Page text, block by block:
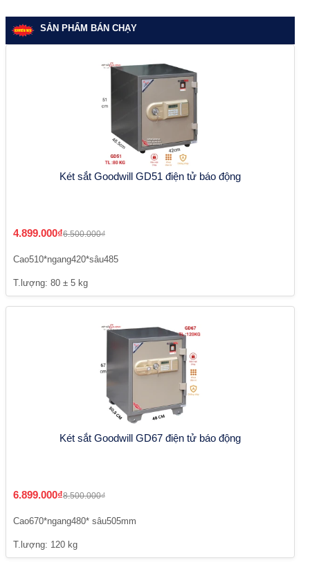
SẢN PHẨM BÁN CHẠY
Két sắt Goodwill GD51 điện tử báo động
4.899.000₫6.500.000₫
Cao510*ngang420*sâu485
T.lượng: 80 ± 5 kg
Két sắt Goodwill GD67 điện tử báo động
6.899.000₫8.500.000₫
Cao670*ngang480* sâu505mm
T.lượng: 120 kg